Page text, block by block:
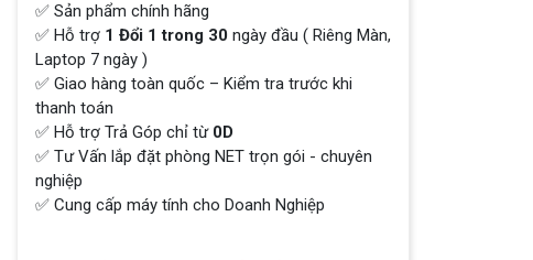
✅ Sản phẩm chính hãng
✅ Hỗ trợ 1 Đổi 1 trong 30 ngày đầu ( Riêng Màn,
Laptop 7 ngày )
✅ Giao hàng toàn quốc – Kiểm tra trước khi
thanh toán
✅ Hỗ trợ Trả Góp chỉ từ 0D
✅ Tư Vấn lắp đặt phòng NET trọn gói - chuyên
nghiệp
✅ Cung cấp máy tính cho Doanh Nghiệp